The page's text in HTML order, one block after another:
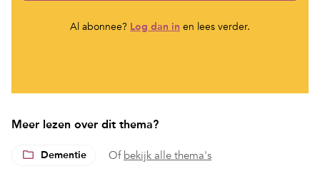
Al abonnee? Log dan in en lees verder.
Meer lezen over dit thema?
Dementie Of bekijk alle thema's